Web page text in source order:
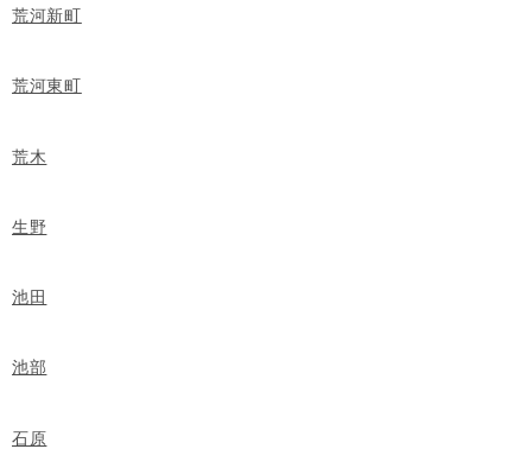
荒河新町
荒河東町
荒木
生野
池田
池部
石原